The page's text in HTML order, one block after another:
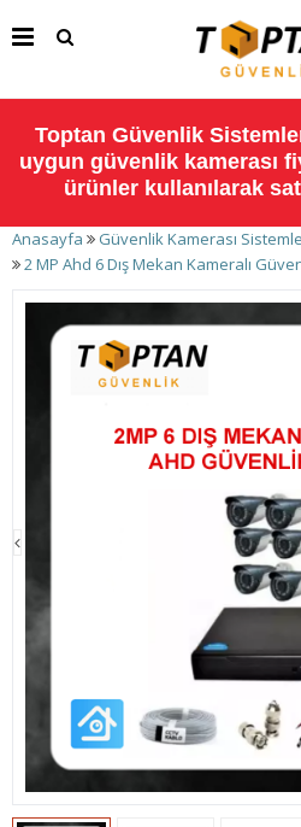
Toptan Güvenlik
uygun güvenlik kamerası
ürünler kullanılarak
Anasayfa
Güvenlik Kamerası
2 MP Ahd 6 Dış Mekan Kameralı